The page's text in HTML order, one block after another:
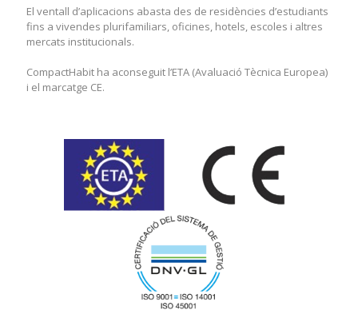
El ventall d’aplicacions abasta des de residències d’estudiants
fins a vivendes plurifamiliars, oficines, hotels, escoles i altres
mercats institucionals.
CompactHabit ha aconseguit l’ETA (Avaluació Tècnica Europea)
i el marcatge CE.
El ventall d’aplicacions abasta des de residències d’estudiants
fins a vivendes plurifamiliars, oficines, hotels, escoles i altres
mercats institucionals.
CompactHabit ha aconseguit l’ETA (Avaluació Tècnica Europea)
i el marcatge CE.